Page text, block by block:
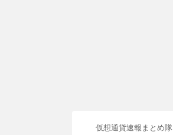
仮想通貨速報まとめ隊